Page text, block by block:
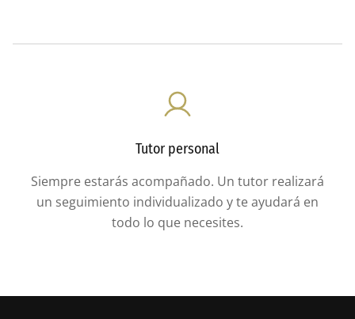
Tutor personal
Siempre estarás acompañado. Un tutor realizará
un seguimiento individualizado y te ayudará en
todo lo que necesites.